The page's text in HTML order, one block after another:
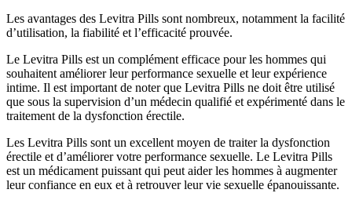
Les avantages des Levitra Pills sont nombreux, notamment la facilité
d’utilisation, la fiabilité et l’efficacité prouvée.
Le Levitra Pills est un complément efficace pour les hommes qui
souhaitent améliorer leur performance sexuelle et leur expérience
intime. Il est important de noter que Levitra Pills ne doit être utilisé
que sous la supervision d’un médecin qualifié et expérimenté dans le
traitement de la dysfonction érectile.
Les Levitra Pills sont un excellent moyen de traiter la dysfonction
érectile et d’améliorer votre performance sexuelle. Le Levitra Pills
est un médicament puissant qui peut aider les hommes à augmenter
leur confiance en eux et à retrouver leur vie sexuelle épanouissante.